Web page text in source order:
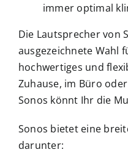
immer optimal
Die Lautsprecher von
ausgezeichnete Wahl
hochwertiges und
Zuhause, im Büro
Sonos könnt Ihr die
Sonos bietet eine
darunter: